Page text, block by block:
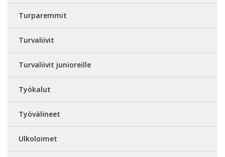
Turparemmit
Turvaliivit
Turvaliivit junioreille
Työkalut
Työvälineet
Ulkoloimet